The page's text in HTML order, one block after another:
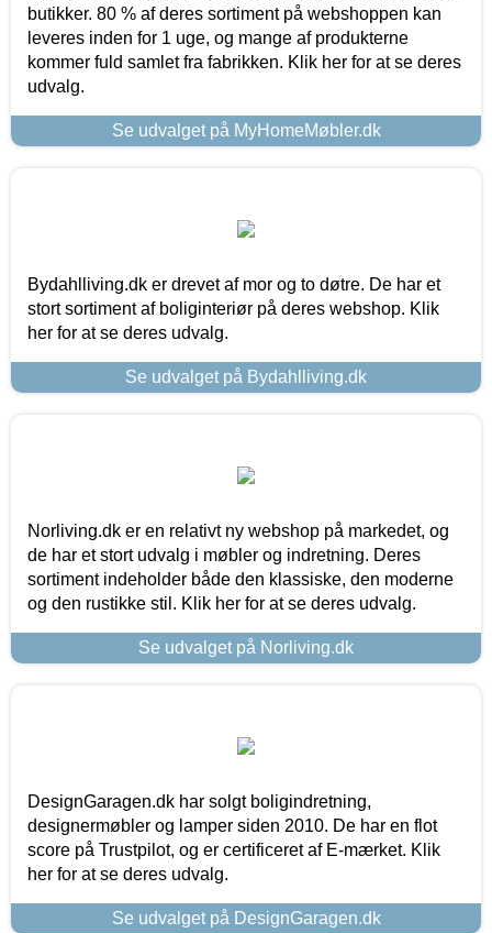
butikker. 80 % af deres sortiment på webshoppen kan
leveres inden for 1 uge, og mange af produkterne
kommer fuld samlet fra fabrikken. Klik her for at se deres
udvalg.
Se udvalget på MyHomeMøbler.dk
Bydahlliving.dk er drevet af mor og to døtre. De har et
stort sortiment af boliginteriør på deres webshop. Klik
her for at se deres udvalg.
Se udvalget på Bydahlliving.dk
Norliving.dk er en relativt ny webshop på markedet, og
de har et stort udvalg i møbler og indretning. Deres
sortiment indeholder både den klassiske, den moderne
og den rustikke stil. Klik her for at se deres udvalg.
Se udvalget på Norliving.dk
DesignGaragen.dk har solgt boligindretning,
designermøbler og lamper siden 2010. De har en flot
score på Trustpilot, og er certificeret af E-mærket. Klik
her for at se deres udvalg.
Se udvalget på DesignGaragen.dk